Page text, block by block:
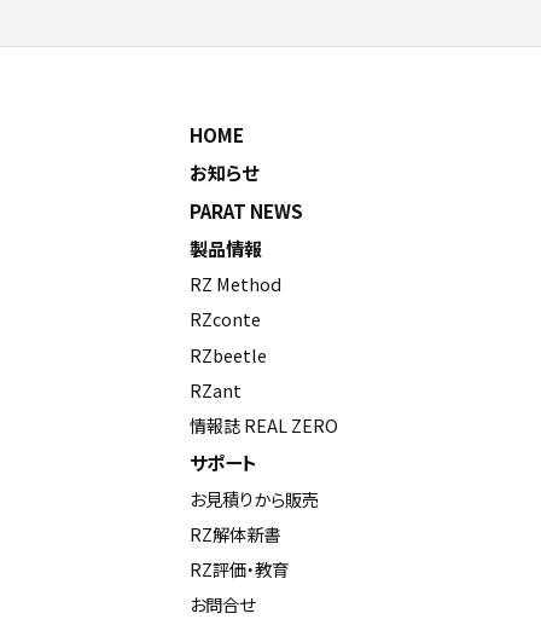
HOME
お知らせ
PARAT NEWS
製品情報
RZ Method
RZconte
RZbeetle
RZant
情報誌 REAL ZERO
サポート
お見積りから販売
RZ解体新書
RZ評価・教育
お問合せ